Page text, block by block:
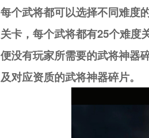
每个武将都可以选择不同难度
关卡，每个武将都有25个难度
便没有玩家所需要的武将神器
及对应资质的武将神器碎片。